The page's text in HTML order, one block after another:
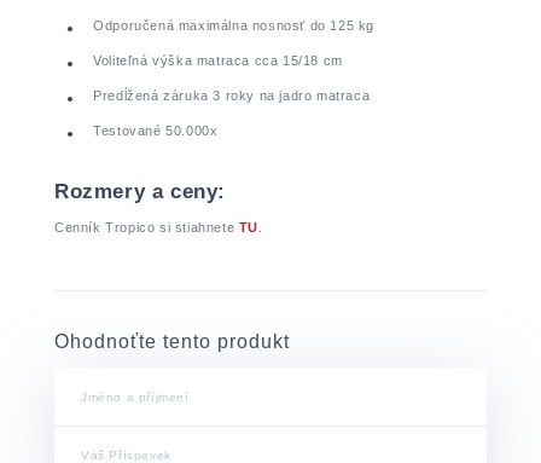
Odporučená maximálna nosnosť do 125 kg
Voliteľná výška matraca cca 15/18 cm
Predĺžená záruka 3 roky na jadro matraca
Testované 50.000x
Rozmery a ceny:
Cenník Tropico si stiahnete TU
Ohodnoťte tento produkt